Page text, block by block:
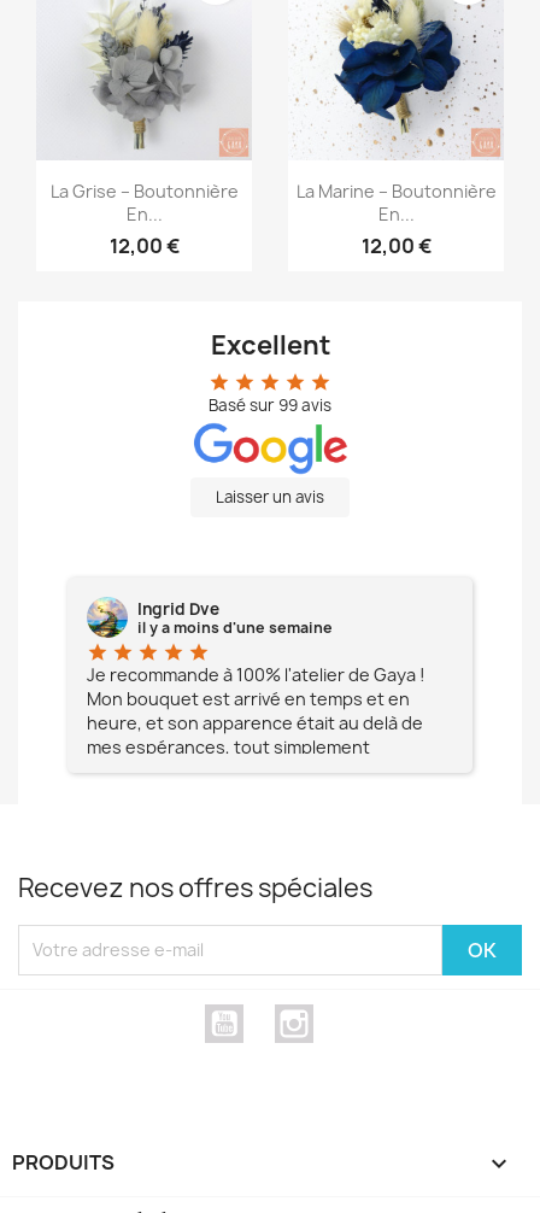
Aperçu rapide
La Grise – Boutonnière
En...
12,00 €
Aperçu rapide
La Marine – Boutonnière
En...
12,00 €
Excellent
star star star star star
Basé sur 99avis
Laisser un avis
Ingrid Dve
il y a moins d'une semaine
star star star star star
Je recommande à 100% l'atelier de Gaya !
Mon bouquet est arrivé en temps et en
heure, et son apparence était au delà de
mes espérances, tout simplement
Recevez nos offres spéciales
YouTube
PRODUITS 